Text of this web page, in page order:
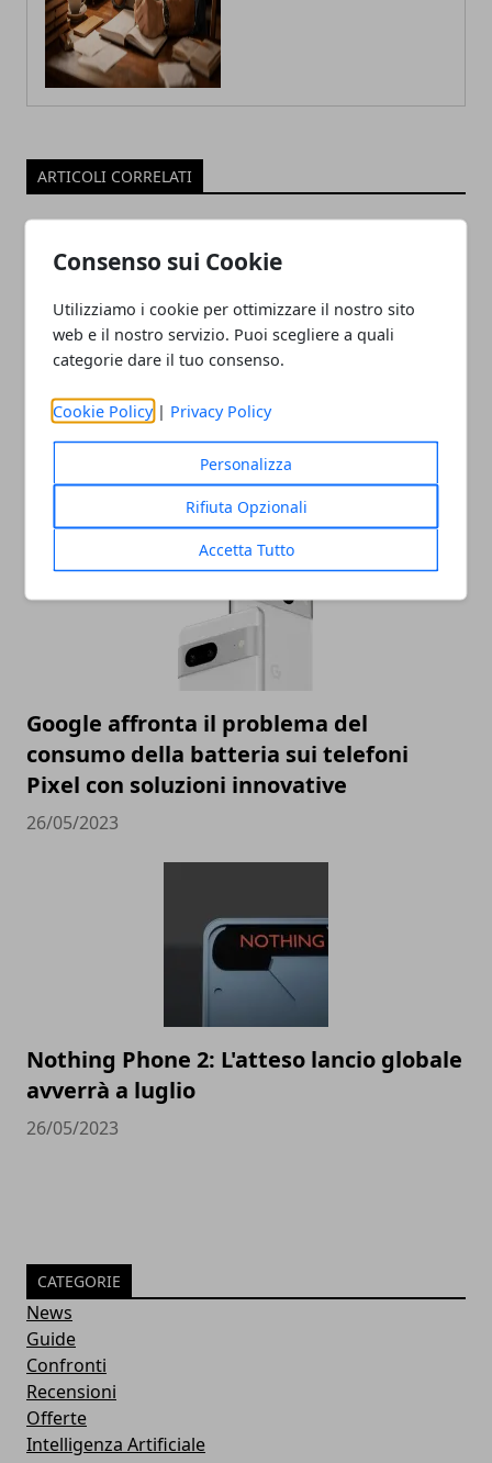
Consenso sui Cookie
Utilizziamo i cookie per ottimizzare il nostro sito
web e il nostro servizio. Puoi scegliere a quali
categorie dare il tuo consenso.
Cookie Policy | Privacy Policy
Personalizza
Rifiuta Opzionali
Accetta Tutto
ARTICOLI CORRELATI
Ricche anticipazioni sul Tensor G3 di
Pixel 8
05/06/2023
Google affronta il problema del
consumo della batteria sui telefoni
Pixel con soluzioni innovative
26/05/2023
Nothing Phone 2: L'atteso lancio globale
avverrà a luglio
26/05/2023
CATEGORIE
News
Guide
Confronti
Recensioni
Offerte
Intelligenza Artificiale